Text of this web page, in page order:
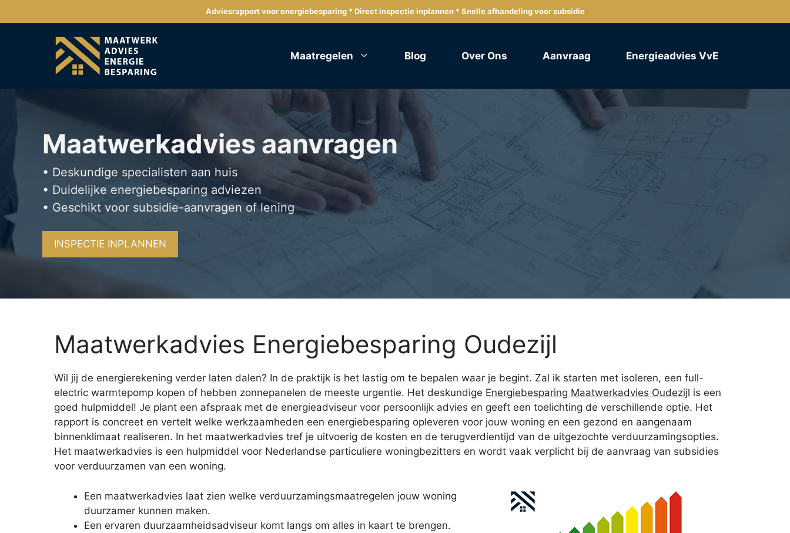
naar
Adviesrapport voor energiebesparing * Direct inspectie inplannen * Snelle afhandeling voor subsidie
Maatregelen Blog Over Ons Aanvraag Energieadvies VvE
Maatwerkadvies aanvragen
• Deskundige specialisten aan huis
• Duidelijke energiebesparing adviezen
• Geschikt voor subsidie-aanvragen of lening
INSPECTIE INPLANNEN
Maatwerkadvies Energiebesparing Oudezijl
Wil jij de energierekening verder laten dalen? In de praktijk is het lastig om te bepalen waar je begint. Zal ik starten met isoleren, een full-
electric warmtepomp kopen of hebben zonnepanelen de meeste urgentie. Het deskundige Energiebesparing Maatwerkadvies Oudezijl is een
goed hulpmiddel! Je plant een afspraak met de energieadviseur voor persoonlijk advies en geeft een toelichting de verschillende optie. Het
rapport is concreet en vertelt welke werkzaamheden een energiebesparing opleveren voor jouw woning en een gezond en aangenaam
binnenklimaat realiseren. In het maatwerkadvies tref je uitvoerig de kosten en de terugverdientijd van de uitgezochte verduurzamingsopties.
Het maatwerkadvies is een hulpmiddel voor Nederlandse particuliere woningbezitters en wordt vaak verplicht bij de aanvraag van subsidies
voor verduurzamen van een woning.
Een maatwerkadvies laat zien welke verduurzamingsmaatregelen jouw woning
duurzamer kunnen maken.
Een ervaren duurzaamheidsadviseur komt langs om alles in kaart te brengen.